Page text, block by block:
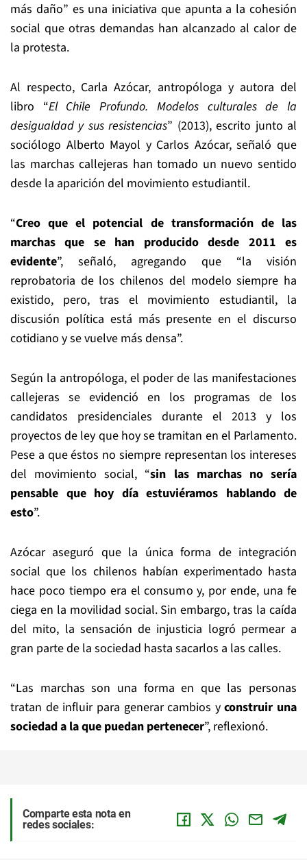
más daño” es una iniciativa que apunta a la cohesión
social que otras demandas han alcanzado al calor de
la protesta.
Al respecto, Carla Azócar, antropóloga y autora del
libro “El Chile Profundo. Modelos culturales de la
desigualdad y sus resistencias” (2013), escrito junto al
sociólogo Alberto Mayol y Carlos Azócar, señaló que
las marchas callejeras han tomado un nuevo sentido
desde la aparición del movimiento estudiantil.
“Creo que el potencial de transformación de las
marchas que se han producido desde 2011 es
evidente”, señaló, agregando que “la visión
reprobatoria de los chilenos del modelo siempre ha
existido, pero, tras el movimiento estudiantil, la
discusión política está más presente en el discurso
cotidiano y se vuelve más densa”.
Según la antropóloga, el poder de las manifestaciones
callejeras se evidenció en los programas de los
candidatos presidenciales durante el 2013 y los
proyectos de ley que hoy se tramitan en el Parlamento.
Pese a que éstos no siempre representan los intereses
del movimiento social, “sin las marchas no sería
pensable que hoy día estuviéramos hablando de
esto”.
Azócar aseguró que la única forma de integración
social que los chilenos habían experimentado hasta
hace poco tiempo era el consumo y, por ende, una fe
ciega en la movilidad social. Sin embargo, tras la caída
del mito, la sensación de injusticia logró permear a
gran parte de la sociedad hasta sacarlos a las calles.
“Las marchas son una forma en que las personas
tratan de influir para generar cambios yconstruir una
sociedad a la que puedan pertenecer”, reflexionó.
Comparte esta nota en
redes sociales: